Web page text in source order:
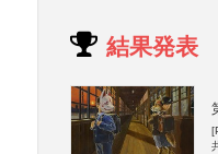
結果発表